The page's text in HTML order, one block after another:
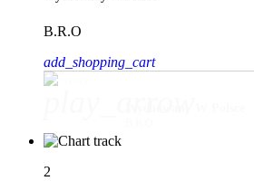
B.R.O
add_shopping_cart
2